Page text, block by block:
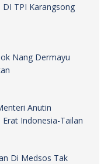
TPI Karangsong
Nang Dermayu
Anutin
Indonesia-Tailan
Di Medsos Tak